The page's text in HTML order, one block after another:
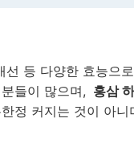
등 다양한 효능으
들이 많으며, 홍삼
정 커지는 것이 아